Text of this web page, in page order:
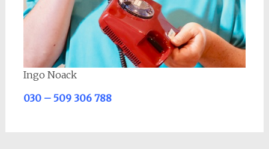
Ingo Noack
030 – 509 306 788